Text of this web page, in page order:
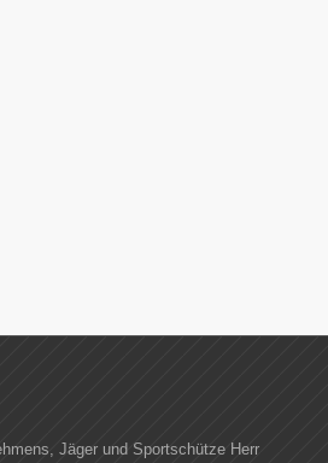
Jäger und Sportschütze Herr